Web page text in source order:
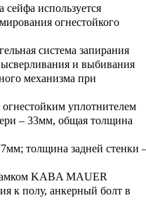
сейфа используется
огнестойкого
система запирания
и выбивания
механизма при
уплотнителем
– 33мм, общая толщина
толщина задней стенки
KABA MAUER
к полу, анкерный болт в